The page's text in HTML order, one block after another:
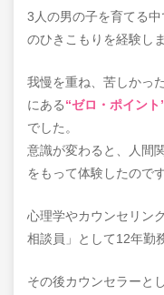
3人の男の子を育てる
のひきこもりを経験しま
我慢を重ね、苦しかっ
にある“ゼロ・ポイン
でした。
意識が変わると、人間
をもって体験したのです
心理学やカウンセリン
相談員」として12年勤
その後カウンセラーと